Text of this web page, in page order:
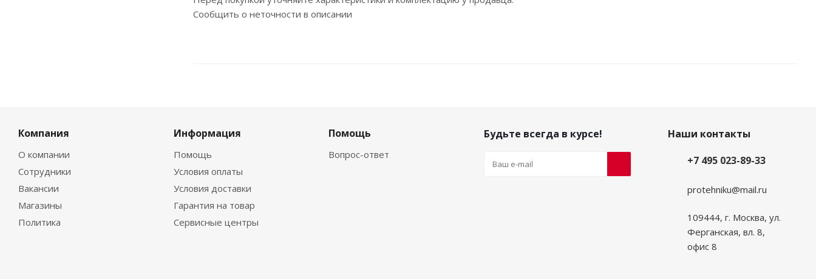
Сообщить о неточности в описании
Компания
О компании
Сотрудники
Вакансии
Магазины
Политика
Информация
Помощь
Условия оплаты
Условия доставки
Гарантия на товар
Сервисные центры
Помощь
Вопрос-ответ
Будьте всегда в курсе!
Наши контакты
+7 495 023-89-33
protehniku@mail.ru
109444, г. Москва, ул.
Ферганская, вл. 8,
офис 8